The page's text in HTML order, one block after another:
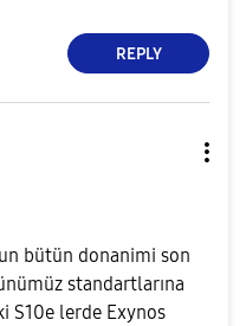
REPLY
bütün donanimi son
standartlarına
S10e lerde Exynos